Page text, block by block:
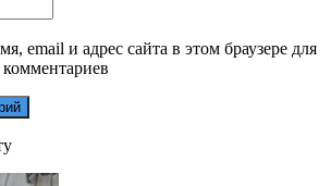
email и адрес сайта в этом браузере для